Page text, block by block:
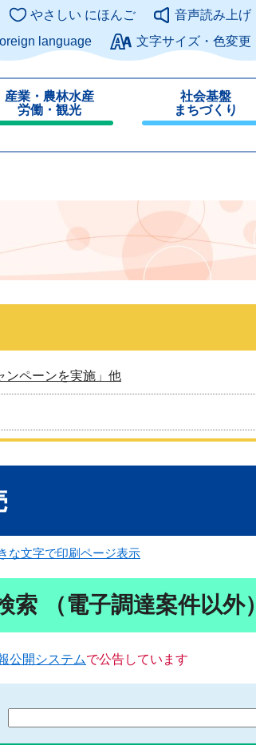
このページの本文へ
やさしい にほんご
音声読み上げ
language
文字サイズ・色変更
産業・農林水産
労働・観光
社会基盤
まちづくり
じ
ンペーンを実施」他
な文字で印刷ページ表示
索 （電子調達案件以外）
公開システムで公告しています